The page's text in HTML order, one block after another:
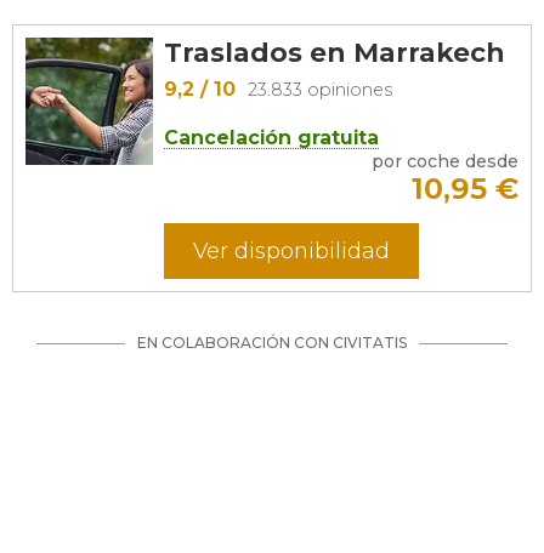
Traslados en Marrakech
9,2 / 10 23.833 opiniones
Cancelación gratuita
por coche desde
10,95 €
Ver disponibilidad
EN COLABORACIÓN CON CIVITATIS